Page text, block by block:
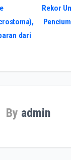
Rekor
dari
By admin